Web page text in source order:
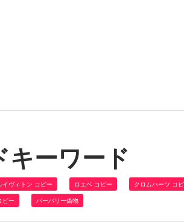
キーワード
イヴィトン コピー ロエベ コピー クロムハーツ コ
ピー バーバリー偽物